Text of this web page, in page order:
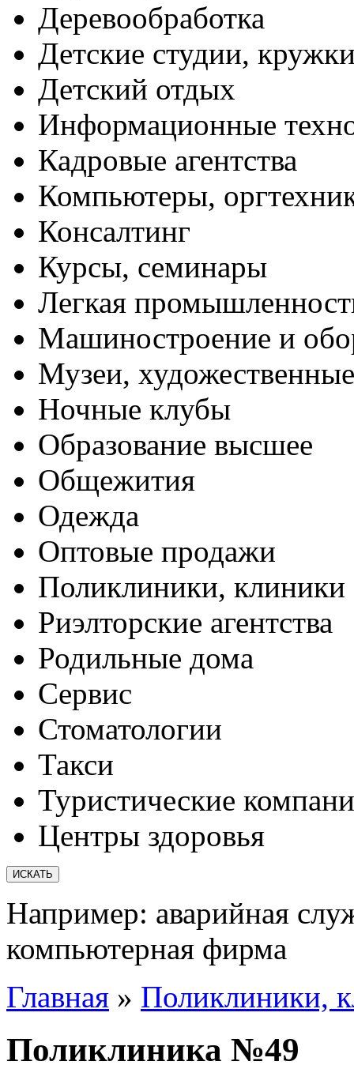
Деревообработка
Детские студии,
Детский отдых
Информационные
Кадровые агентства
Компьютеры,
Консалтинг
Курсы, семинары
Легкая
Машиностроение и
Музеи,
Ночные клубы
Образование высшее
Общежития
Одежда
Оптовые продажи
Поликлиники, клиники
Риэлторские агентства
Родильные дома
Сервис
Стоматологии
Такси
Туристические
Центры здоровья
Например: аварийная
компьютерная фирма
Главная » Поликлиники,
Поликлиника №49